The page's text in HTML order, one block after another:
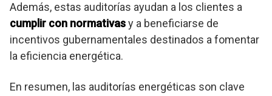
Además, estas auditorías ayudan a los clientes a
cumplir con normativasy a beneficiarse de
incentivos gubernamentales destinados a fomentar
la eficiencia energética.
En resumen, las auditorías energéticas son clave